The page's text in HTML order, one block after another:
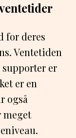
for deres
Ventetiden
er
er en
også
meget